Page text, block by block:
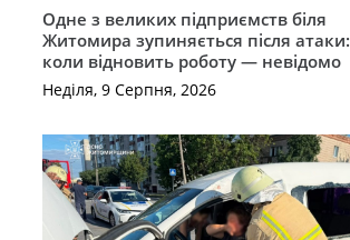
Одне з великих підприємств біля
Житомира зупиняється після атаки:
коли відновить роботу — невідомо
Неділя, 9 Серпня, 2026